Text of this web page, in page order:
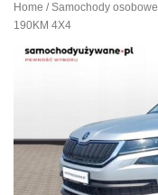
Home /Samochody osobowe
190KM 4X4